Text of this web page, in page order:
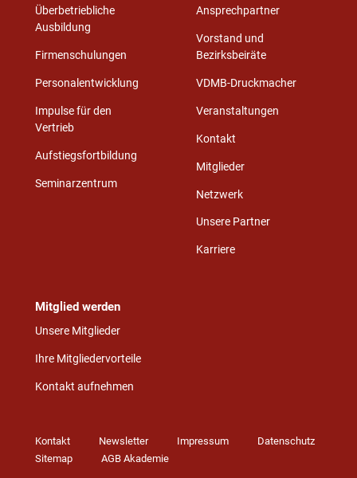
Überbetriebliche
Ausbildung
Firmenschulungen
Personalentwicklung
Impulse für den
Vertrieb
Aufstiegsfortbildung
Seminarzentrum
Ansprechpartner
Vorstand und
Bezirksbeiräte
VDMB-Druckmacher
Veranstaltungen
Kontakt
Mitglieder
Netzwerk
Unsere Partner
Karriere
Mitglied werden
Unsere Mitglieder
Ihre Mitgliedervorteile
Kontakt aufnehmen
Kontakt Newsletter Impressum
Datenschutz
Sitemap
AGB Akademie